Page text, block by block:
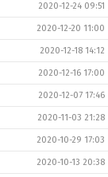
2020-12-24 09:51
2020-12-20 11:00
2020-12-18 14:12
2020-12-16 17:00
2020-12-07 17:46
2020-11-03 21:28
2020-10-29 17:03
2020-10-13 20:38